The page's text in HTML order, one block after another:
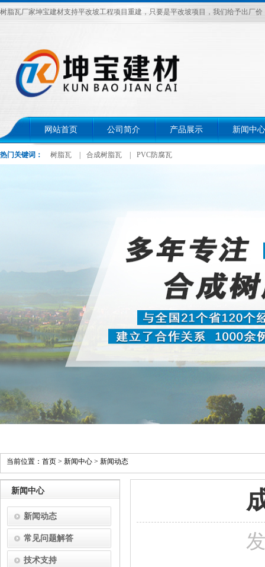
树脂瓦厂家坤宝建材支持平改坡工程项目重建，只要是平改坡项目，我们给予出厂价
网站首页 公司简介 产品展示 新闻中心
热门关键词： 树脂瓦 合成树脂瓦 PVC防腐瓦
当前位置： 首页 > 新闻中心 > 新闻动态
新闻中心
新闻动态
常见问题解答
技术支持